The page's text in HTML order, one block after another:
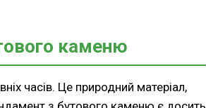
каменю
часів. Це природний матеріал,